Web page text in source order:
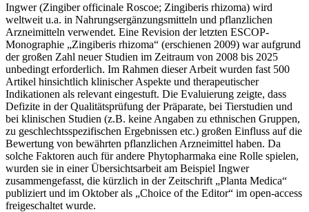
Ingwer (Zingiber officinale Roscoe; Zingiberis rhizoma) wird
weltweit u.a. in Nahrungsergänzungsmitteln und pflanzlichen
Arzneimitteln verwendet. Eine Revision der letzten ESCOP-
Monographie „Zingiberis rhizoma“ (erschienen 2009) war aufgrund
der großen Zahl neuer Studien im Zeitraum von 2008 bis 2025
unbedingt erforderlich. Im Rahmen dieser Arbeit wurden fast 500
Artikel hinsichtlich klinischer Aspekte und therapeutischer
Indikationen als relevant eingestuft. Die Evaluierung zeigte, dass
Defizite in der Qualitätsprüfung der Präparate, bei Tierstudien und
bei klinischen Studien (z.B. keine Angaben zu ethnischen Gruppen,
zu geschlechtsspezifischen Ergebnissen etc.) großen Einfluss auf die
Bewertung von bewährten pflanzlichen Arzneimittel haben. Da
solche Faktoren auch für andere Phytopharmaka eine Rolle spielen,
wurden sie in einer Übersichtsarbeit am Beispiel Ingwer
zusammengefasst, die kürzlich in der Zeitschrift „Planta Medica“
publiziert und im Oktober als „Choice of the Editor“ im open-access
freigeschaltet wurde.